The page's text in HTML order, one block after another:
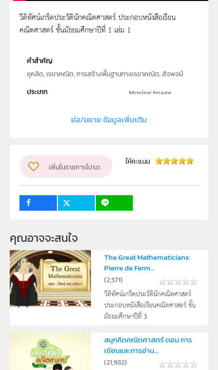
The Great Mathematicians: Euclid
วีดิทัศน์เกร็ดประวัตินักคณิตศาสตร์ ประกอบหนังสือเรียน
คณิตศาสตร์ ชั้นมัธยมศึกษาปีที่ 1 เล่ม 1
คำสำคัญ
ยุคลิด, เรขาคณิต, การสร้างพื้นฐานทางเรขาคณิต, สัจพจน์
ประเภท
Moving Image
สถาบันส่งเสริมการสอนวิทยาศาสตร์และเทคโนโลยี (สสวท.)
วิชา
ปฐมวัย, ป.1, ป.2, ป.3, ป.4, ป.5, ป.6, ม.1, ม.2, ม.3, ม.4, ม.5,
กลุ่มเป้าหมาย
ครู, นักเรียน, บุคคลทั่วไป
ย่อ/ขยาย ข้อมูลเพิ่มเติม
เพิ่มในรายการโปรด
ให้คะแนน
คุณอาจจะสนใจ
The Great Mathematicians:
Pierre de Ferm...
(2,571)
วีดิทัศน์เกร็ดประวัตินักคณิตศาสตร์
ประกอบหนังสือเรียนคณิตศาสตร์ ชั้น
มัธยมศึกษาปีที่ 3
สนุกคิดคณิตศาสตร์ ตอน การ
เขียนและการอ่าน...
(21,982)